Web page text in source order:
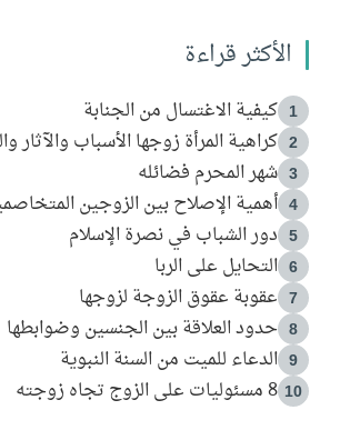
الأكثر قراءة
1 كيفية الاغتسال من الجنابة
2 كراهية المرأة زوجها الأسباب والآثار
3 شهر المحرم فضائله
4 أهمية الإصلاح بين الزوجين
5 دور الشباب في نصرة الإسلام
6 التحايل على الربا
7 عقوبة عقوق الزوجة لزوجها
8 حدود العلاقة بين الجنسين وضوابطها
9 الدعاء للميت من السنة النبوية
10 8 مسئوليات على الزوج تجاه زوجته